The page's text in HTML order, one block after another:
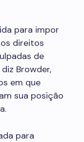
para impor
direitos
de
Browder,
em que
sua posição
para